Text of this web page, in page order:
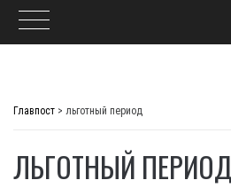
Главпост > льготный период
ЛЬГОТНЫЙ